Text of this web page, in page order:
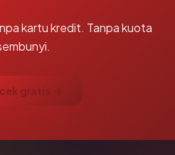
kartu kredit. Tanpa kuota
gratis →